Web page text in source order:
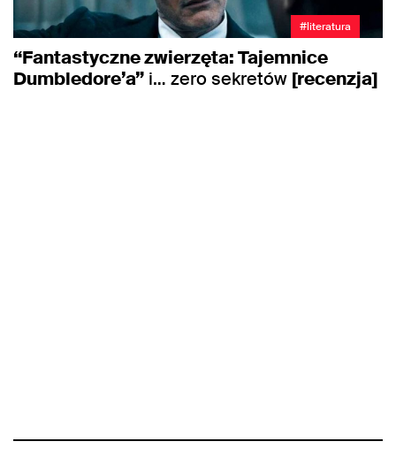
#literatura
“Fantastyczne zwierzęta: Tajemnice
Dumbledore’a” i… zero sekretów [recenzja]